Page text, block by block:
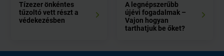
Tízezer önkéntes
tűzoltó vett részt a
védekezésben
A legnépszerűbb
újévi fogadalmak –
Vajon hogyan
tarthatjuk be őket?